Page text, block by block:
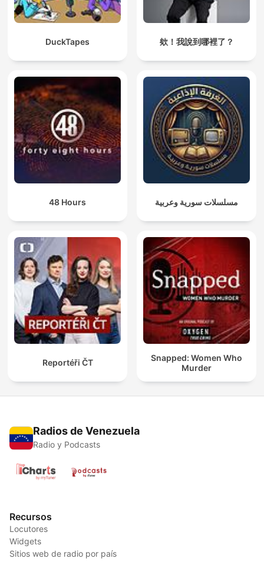
DuckTapes 欸！我說到哪裡了？
48 Hours مسلسلات سورية وعربية
Reportéři ČT
Snapped: Women Who
Murder
Radios de Venezuela
Radio y Podcasts
Recursos
Locutores
Widgets
Sitios web de radio por país